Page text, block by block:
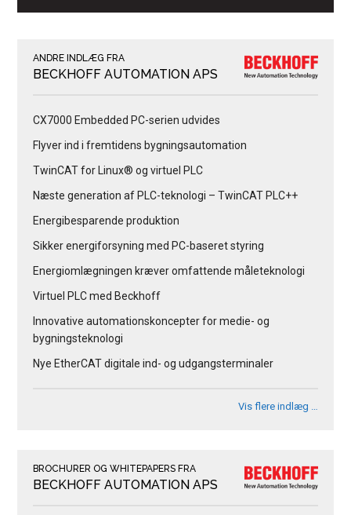
ANDRE INDLÆG FRA
BECKHOFF AUTOMATION APS
CX7000 Embedded PC-serien udvides
Flyver ind i fremtidens bygningsautomation
TwinCAT for Linux® og virtuel PLC
Næste generation af PLC-teknologi – TwinCAT PLC++
Energibesparende produktion
Sikker energiforsyning med PC-baseret styring
Energiomlægningen kræver omfattende måleteknologi
Virtuel PLC med Beckhoff
Innovative automationskoncepter for medie- og
bygningsteknologi
Nye EtherCAT digitale ind- og udgangsterminaler
Vis flere indlæg …
BROCHURER OG WHITEPAPERS FRA
BECKHOFF AUTOMATION APS